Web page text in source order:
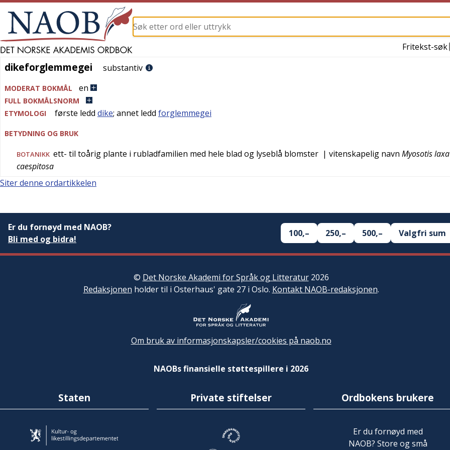
Fritekst-søk
dikeforglemmegei
dikeforglemmegei substantiv
MODERAT BOKMÅL en
FULL BOKMÅLSNORM
ETYMOLOGI
første ledd dike; annet ledd forglemmegei
BETYDNING OG BRUK
BOTANIKK ett- til toårig plante i rubladfamilien med hele blad og lyseblå blomster | vitenskapelig navn Myosotis
caespitosa
Siter denne ordartikkelen
Er du fornøyd med NAOB?
Bli med og bidra!
100,– 250,– 500,– Valgfri sum
© Det Norske Akademi for Språk og Litteratur2026
Redaksjonen holder til i Osterhaus' gate 27 i Oslo. Kontakt NAOB-redaksjonen.
Om bruk av informasjonskapsler/cookies på naob.no
NAOBs finansielle støttespillere i 2026
Staten Private stiftelser Ordbokens brukere
Er du fornøyd med
NAOB? Store og små